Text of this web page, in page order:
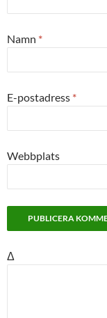
Namn *
E-postadress *
Webbplats
Δ